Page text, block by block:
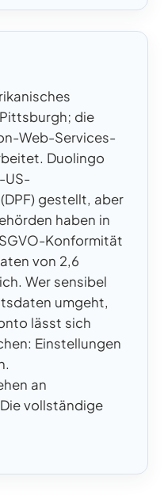
die
Web-Services-
Duolingo
US-
gestellt, aber
haben in
Konformität
von 2,6
Wer sensibel
umgeht,
lässt sich
Einstellungen
an
vollständige